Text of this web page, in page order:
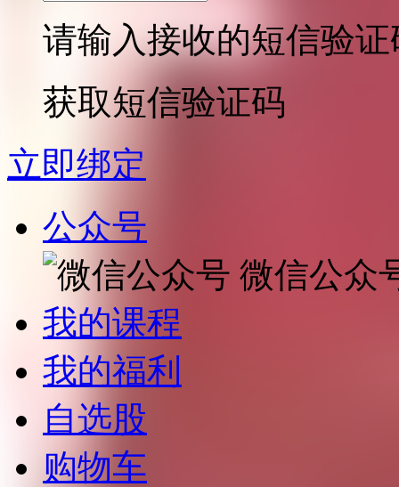
请输入接收的短信验证
获取短信验证码
立即绑定
公众号
微信公众
我的课程
我的福利
自选股
购物车